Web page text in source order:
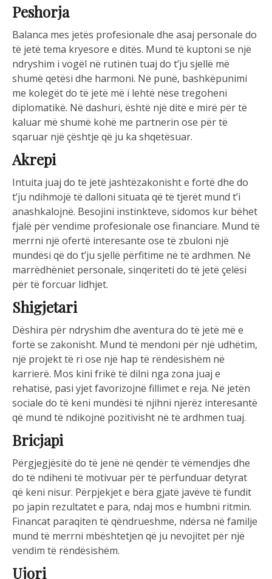
Peshorja
Balanca mes jetës profesionale dhe asaj personale do
të jetë tema kryesore e ditës. Mund të kuptoni se një
ndryshim i vogël në rutinën tuaj do t’ju sjellë më
shumë qetësi dhe harmoni. Në punë, bashkëpunimi
me kolegët do të jetë më i lehtë nëse tregoheni
diplomatikë. Në dashuri, është një ditë e mirë për të
kaluar më shumë kohë me partnerin ose për të
sqaruar një çështje që ju ka shqetësuar.
Akrepi
Intuita juaj do të jetë jashtëzakonisht e fortë dhe do
t’ju ndihmojë të dalloni situata që të tjerët mund t’i
anashkalojnë. Besojini instinkteve, sidomos kur bëhet
fjalë për vendime profesionale ose financiare. Mund të
merrni një ofertë interesante ose të zbuloni një
mundësi që do t’ju sjellë përfitime në të ardhmen. Në
marrëdhëniet personale, sinqeriteti do të jetë çelësi
për të forcuar lidhjet.
Shigjetari
Dëshira për ndryshim dhe aventura do të jetë më e
fortë se zakonisht. Mund të mendoni për një udhëtim,
një projekt të ri ose një hap të rëndësishëm në
karrierë. Mos kini frikë të dilni nga zona juaj e
rehatisë, pasi yjet favorizojnë fillimet e reja. Në jetën
sociale do të keni mundësi të njihni njerëz interesantë
që mund të ndikojnë pozitivisht në të ardhmen tuaj.
Bricjapi
Përgjegjësitë do të jenë në qendër të vëmendjes dhe
do të ndiheni të motivuar për të përfunduar detyrat
që keni nisur. Përpjekjet e bëra gjatë javëve të fundit
po japin rezultatet e para, ndaj mos e humbni ritmin.
Financat paraqiten të qëndrueshme, ndërsa në familje
mund të merrni mbështetjen që ju nevojitet për një
vendim të rëndësishëm.
Ujori